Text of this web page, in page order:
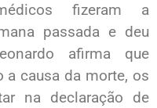
fizeram a
passada e deu
afirma que
causa da morte, os
na declaração de